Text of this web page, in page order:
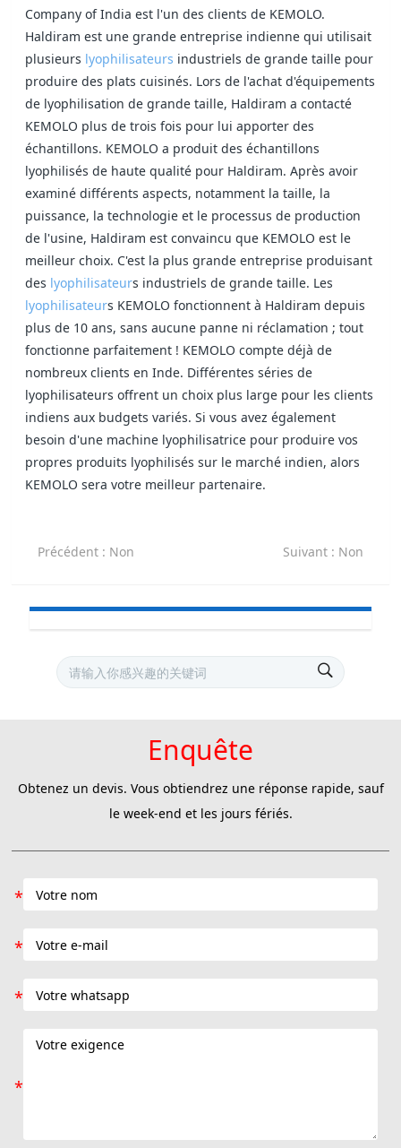
Company of India est l'un des clients de KEMOLO.
Haldiram est une grande entreprise indienne qui utilisait
plusieurs lyophilisateurs industriels de grande taille pour
produire des plats cuisinés. Lors de l'achat d'équipements
de lyophilisation de grande taille, Haldiram a contacté
KEMOLO plus de trois fois pour lui apporter des
échantillons. KEMOLO a produit des échantillons
lyophilisés de haute qualité pour Haldiram. Après avoir
examiné différents aspects, notamment la taille, la
puissance, la technologie et le processus de production
de l'usine, Haldiram est convaincu que KEMOLO est le
meilleur choix. C'est la plus grande entreprise produisant
des lyophilisateurs industriels de grande taille. Les
lyophilisateurs KEMOLO fonctionnent à Haldiram depuis
plus de 10 ans, sans aucune panne ni réclamation ; tout
fonctionne parfaitement ! KEMOLO compte déjà de
nombreux clients en Inde. Différentes séries de
lyophilisateurs offrent un choix plus large pour les clients
indiens aux budgets variés. Si vous avez également
besoin d'une machine lyophilisatrice pour produire vos
propres produits lyophilisés sur le marché indien, alors
KEMOLO sera votre meilleur partenaire.
Précédent : Non Suivant : Non
Enquête
Obtenez un devis. Vous obtiendrez une réponse rapide, sauf
le week-end et les jours fériés.